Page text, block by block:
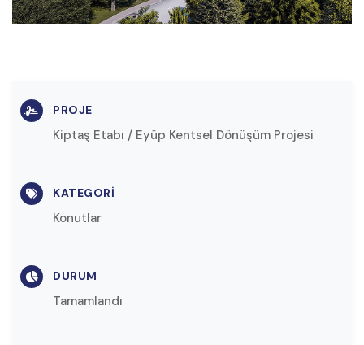
PROJE
Kiptaş Etabı / Eyüp Kentsel Dönüşüm Projesi
KATEGORI
Konutlar
DURUM
Tamamlandı